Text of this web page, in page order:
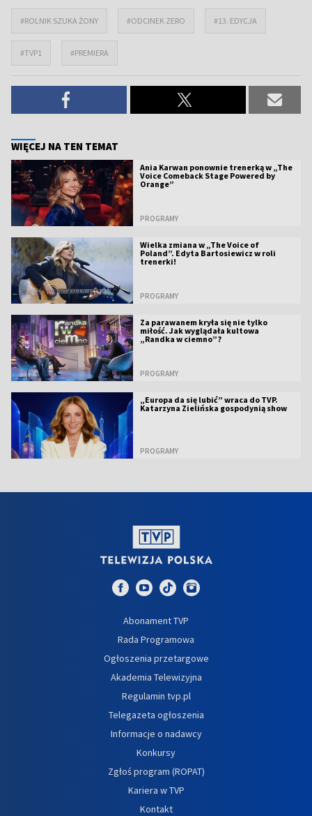
#ROLNIK SZUKA ŻONY #ODCINEK ZERO #13. EDYCJA
#TVP1 #PREMIERA
WIĘCEJ NA TEN TEMAT
Ania Karwan ponownie trenerką w „The
Voice Comeback Stage Powered by
Orange”
PROGRAMY
Wielka zmiana w „The Voice of
Poland”. Edyta Bartosiewicz w roli
trenerki!
PROGRAMY
Za parawanem kryła się nie tylko
miłość. Jak wyglądała kultowa
„Randka w ciemno”?
PROGRAMY
„Europa da się lubić” wraca do TVP.
Katarzyna Zielińska gospodynią show
PROGRAMY
Abonament TVP
Rada Programowa
Ogłoszenia przetargowe
Akademia Telewizyjna
Regulamin tvp.pl
Telegazeta ogłoszenia
Informacje o nadawcy
Konkursy
Zgłoś program (ROPAT)
Kariera w TVP
Kontakt